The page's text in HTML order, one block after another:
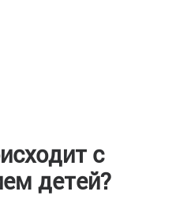
с
детей?